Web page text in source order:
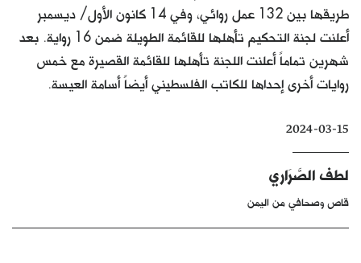
دفاتر
بالصورة
كتّابنا
الأرشيف
طريقها بين 132 عمل روائي، وفي 14 كانون الأول/ ديسمبر
أعلنت لجنة التحكيم تأهلها للقائمة الطويلة ضمن 16 رواية. بعد
شهرين تماماً أعلنت اللجنة تأهلها للقائمة القصيرة مع خمس
روايات أخرى إحداها للكاتب الفلسطيني أيضاً أسامة العيسة.
2024-03-15
لطف الصَّرَاري
قاص وصحافي من اليمن